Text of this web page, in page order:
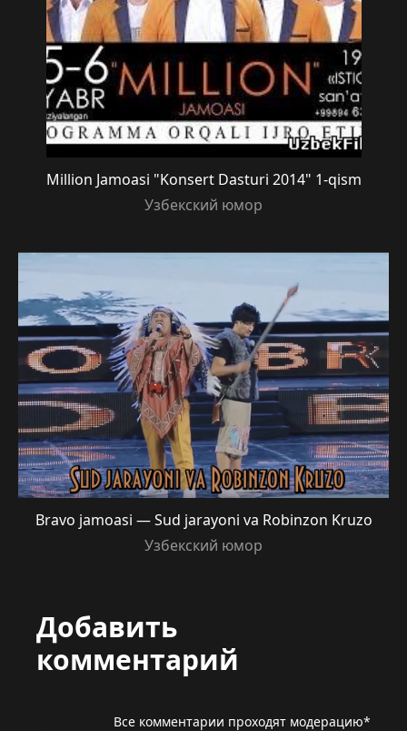
Million Jamoasi "Konsert Dasturi 2014" 1-qism
Узбекский юмор
Bravo jamoasi — Sud jarayoni va Robinzon Kruzo
Узбекский юмор
Добавить
комментарий
Все комментарии проходят модерацию*